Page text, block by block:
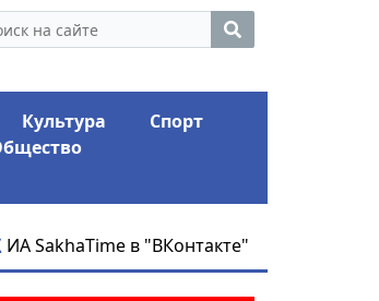
или
04.08.2026
заявил о
Культура
Спорт
ИА SakhaTime в "ВКонтакте"